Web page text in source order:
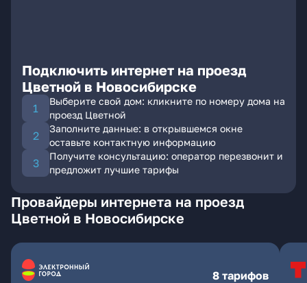
Подключить интернет на проезд
Цветной в Новосибирске
Выберите свой дом: кликните по номеру дома на
проезд Цветной
Заполните данные: в открывшемся окне
оставьте контактную информацию
Получите консультацию: оператор перезвонит и
предложит лучшие тарифы
Провайдеры интернета на проезд
Цветной в Новосибирске
8 тарифов